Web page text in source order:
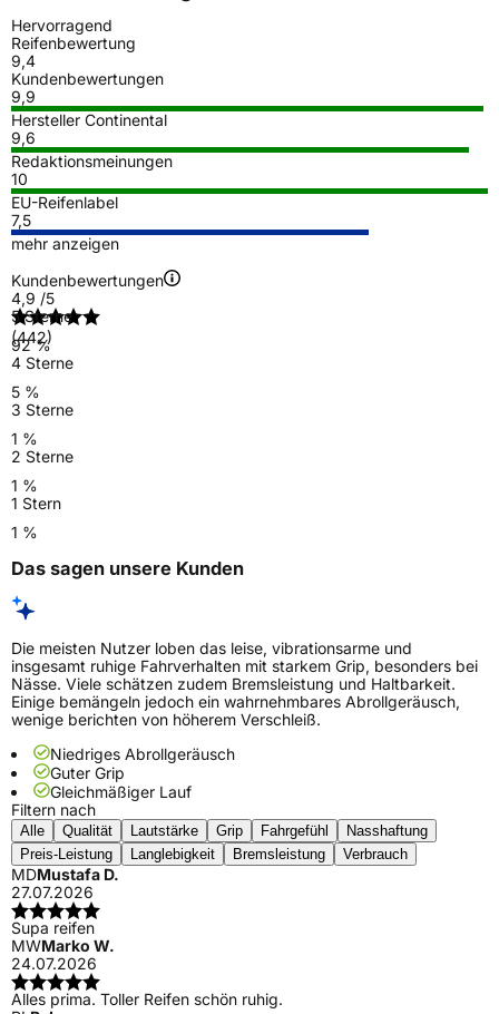
Hervorragend
Reifenbewertung
9,4
Kundenbewertungen
9,9
Hersteller Continental
9,6
Redaktionsmeinungen
10
EU-Reifenlabel
7,5
mehr anzeigen
Kundenbewertungen
4,9 /5
(442)
5 Sterne
92 %
4 Sterne
5 %
3 Sterne
1 %
2 Sterne
1 %
1 Stern
1 %
Das sagen unsere Kunden
Die meisten Nutzer loben das leise, vibrationsarme und
insgesamt ruhige Fahrverhalten mit starkem Grip, besonders bei
Nässe. Viele schätzen zudem Bremsleistung und Haltbarkeit.
Einige bemängeln jedoch ein wahrnehmbares Abrollgeräusch,
wenige berichten von höherem Verschleiß.
Niedriges Abrollgeräusch
Guter Grip
Gleichmäßiger Lauf
Filtern nach
Alle Qualität Lautstärke Grip Fahrgefühl
Nasshaftung
Preis-Leistung
Langlebigkeit Bremsleistung Verbrauch
MDMustafa D.
27.07.2026
Supa reifen
MWMarko W.
24.07.2026
Alles prima. Toller Reifen schön ruhig.